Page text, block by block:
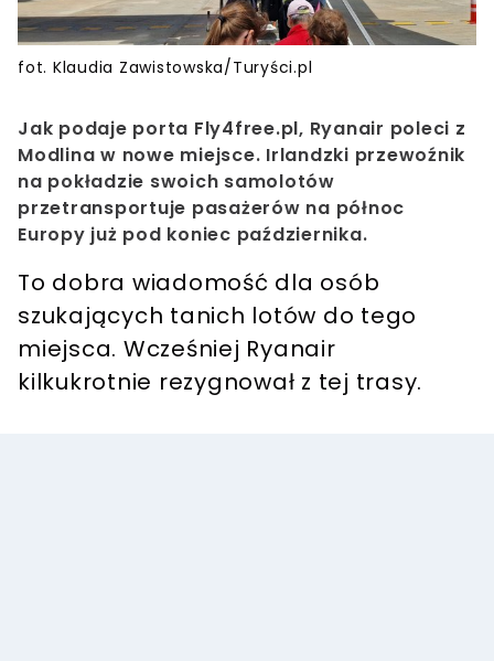
fot. Klaudia Zawistowska/Turyści.pl
Jak podaje porta Fly4free.pl, Ryanair poleci z
Modlina w nowe miejsce. Irlandzki przewoźnik
na pokładzie swoich samolotów
przetransportuje pasażerów na północ
Europy już pod koniec października.
To dobra wiadomość dla osób
szukających tanich lotów do tego
miejsca. Wcześniej Ryanair
kilkukrotnie rezygnował z tej trasy.